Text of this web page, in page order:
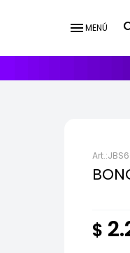
menuMENÚ
$